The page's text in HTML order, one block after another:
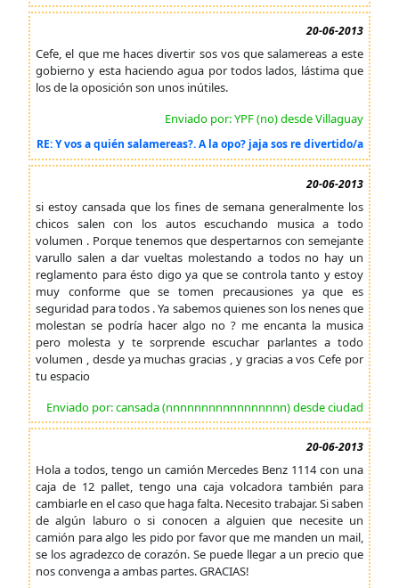
20-06-2013
Cefe, el que me haces divertir sos vos que salamereas a este
gobierno y esta haciendo agua por todos lados, lástima que
los de la oposición son unos inútiles.
Enviado por: YPF (no) desde Villaguay
RE: Y vos a quién salamereas?. A la opo? jaja sos re divertido/a
20-06-2013
si estoy cansada que los fines de semana generalmente los
chicos salen con los autos escuchando musica a todo
volumen . Porque tenemos que despertarnos con semejante
varullo salen a dar vueltas molestando a todos no hay un
reglamento para ésto digo ya que se controla tanto y estoy
muy conforme que se tomen precausiones ya que es
seguridad para todos . Ya sabemos quienes son los nenes que
molestan se podría hacer algo no ? me encanta la musica
pero molesta y te sorprende escuchar parlantes a todo
volumen , desde ya muchas gracias , y gracias a vos Cefe por
tu espacio
Enviado por: cansada (nnnnnnnnnnnnnnnnn) desde ciudad
20-06-2013
Hola a todos, tengo un camión Mercedes Benz 1114 con una
caja de 12 pallet, tengo una caja volcadora también para
cambiarle en el caso que haga falta. Necesito trabajar. Si saben
de algún laburo o si conocen a alguien que necesite un
camión para algo les pido por favor que me manden un mail,
se los agradezco de corazón. Se puede llegar a un precio que
nos convenga a ambas partes. GRACIAS!